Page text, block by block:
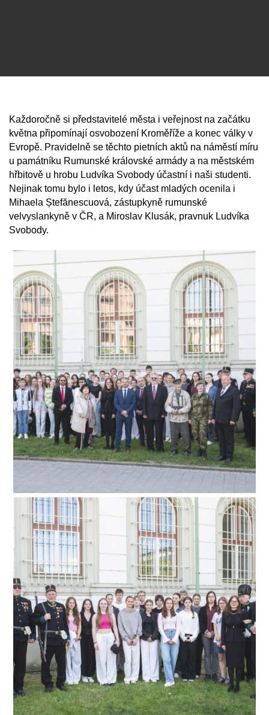
Každoročně si představitelé města i veřejnost na začátku
května připomínají osvobození Kroměříže a konec války v
Evropě. Pravidelně se těchto pietních aktů na náměstí míru
u památníku Rumunské královské armády a na městském
hřbitově u hrobu Ludvíka Svobody účastní i naši studenti.
Nejinak tomu bylo i letos, kdy účast mladých ocenila i
Mihaela Ștefănescuová, zástupkyně rumunské
velvyslankyně v ČR, a Miroslav Klusák, pravnuk Ludvíka
Svobody.